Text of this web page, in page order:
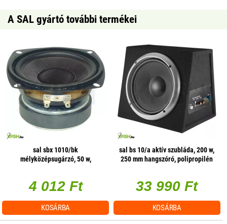
A SAL gyártó további termékei
sal sbx 1010/bk
mélyközépsugárzó, 50 w,
4 012 Ft
KOSÁRBA
sal bs 10/a aktív szubláda, 200 w,
250 mm hangszóró, polipropilén
33 990 Ft
KOSÁRBA